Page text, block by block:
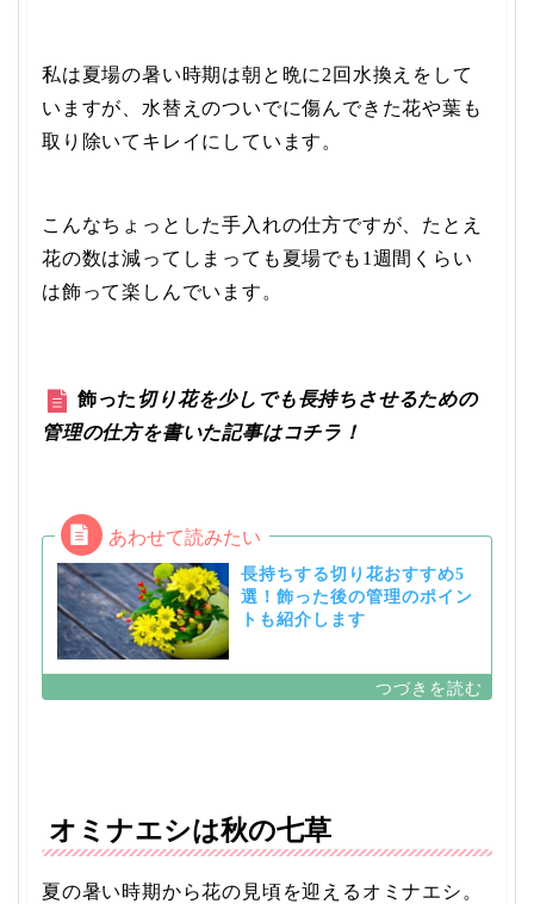
私は夏場の暑い時期は朝と晩に2回水換えをして
いますが、水替えのついでに傷んできた花や葉も
取り除いてキレイにしています。
こんなちょっとした手入れの仕方ですが、たとえ
花の数は減ってしまっても夏場でも1週間くらい
は飾って楽しんでいます。
飾った 切り花を少しでも長持ちさせるための
管理の仕方を書いた記事はコチラ！
長持ちする切り花おすすめ5
選！飾った後の管理のポイン
トも紹介します
オミナエシは秋の七草
夏の暑い時期から花の見頃を迎えるオミナエシ。